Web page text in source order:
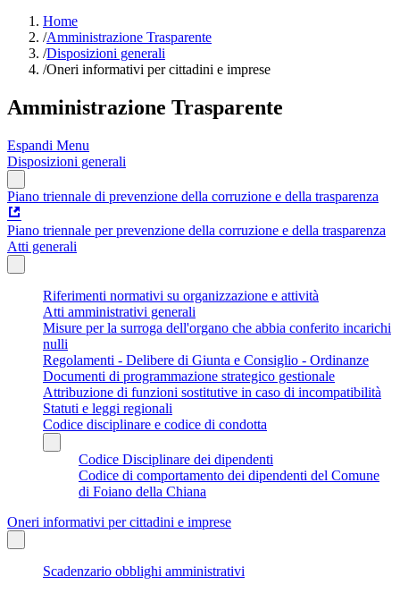
Home
/Amministrazione Trasparente
/Disposizioni generali
/Oneri informativi per cittadini e imprese
Amministrazione Trasparente
Espandi Menu
Disposizioni generali
Piano triennale di prevenzione della corruzione e della trasparenza
Piano triennale per prevenzione della corruzione e della trasparenza
Atti generali
Riferimenti normativi su organizzazione e attività
Atti amministrativi generali
Misure per la surroga dell'organo che abbia conferito incarichi
nulli
Regolamenti - Delibere di Giunta e Consiglio - Ordinanze
Documenti di programmazione strategico gestionale
Attribuzione di funzioni sostitutive in caso di incompatibilità
Statuti e leggi regionali
Codice disciplinare e codice di condotta
Codice Disciplinare dei dipendenti
Codice di comportamento dei dipendenti del Comune
di Foiano della Chiana
Oneri informativi per cittadini e imprese
Scadenzario obblighi amministrativi